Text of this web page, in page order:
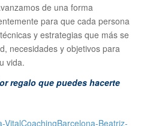
de una forma
para que cada persona
y estrategias que más se
necesidades y objetivos para
vida.
regalo que puedes hacerte